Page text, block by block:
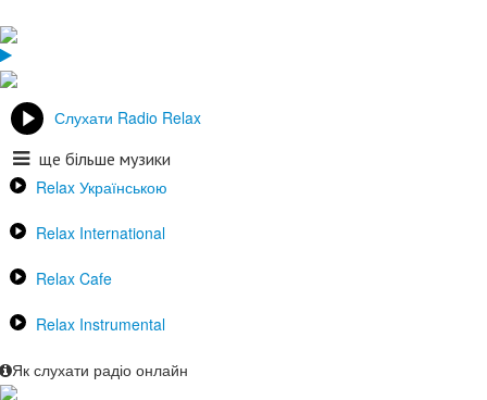
Слухати Radio Relax
ще більше музики
Relax Українською
Relax International
Relax Cafe
Relax Instrumental
Як слухати радіо онлайн